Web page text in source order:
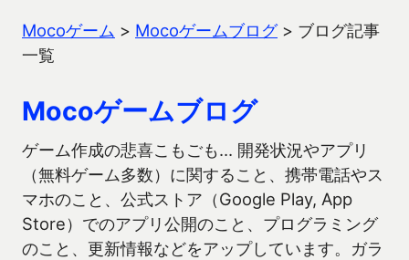
Mocoゲーム > Mocoゲームブログ> ブログ記事
一覧
Mocoゲームブログ
ゲーム作成の悲喜こもごも… 開発状況やアプリ
（無料ゲーム多数）に関すること、携帯電話やス
マホのこと、公式ストア（Google Play, App
Store）でのアプリ公開のこと、プログラミング
のこと、更新情報などをアップしています。ガラ